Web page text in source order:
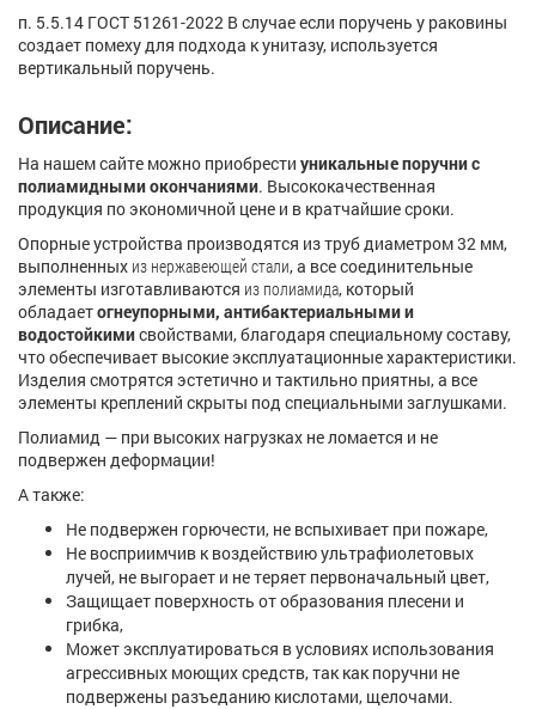
п. 5.5.14 ГОСТ 51261-2022 В случае если поручень у раковины
создает помеху для подхода к унитазу, используется
вертикальный поручень.
Описание:
На нашем сайте можно приобрести уникальныепоручни с
полиамидными окончаниями. Высококачественная
продукция по экономичной цене и в кратчайшие сроки.
Опорные устройства производятся из труб диаметром 32 мм,
выполненных из нержавеющей стали, а все соединительные
элементы изготавливаются из полиамида, который
обладаетогнеупорными, антибактериальными и
водостойкимисвойствами, благодаря специальному составу,
что обеспечивает высокие эксплуатационные характеристики.
Изделия смотрятся эстетично и тактильно приятны, а все
элементы креплений скрыты под специальными заглушками.
Полиамид — при высоких нагрузках не ломается и не
подвержен деформации!
А также:
Не подвержен горючести, не вспыхивает при пожаре,
Не восприимчив к воздействию ультрафиолетовых
лучей, не выгорает и не теряет первоначальный цвет,
Защищает поверхность от образования плесени и
грибка,
Может эксплуатироваться в условиях использования
агрессивных моющих средств, так как поручни не
подвержены разъеданию кислотами, щелочами.